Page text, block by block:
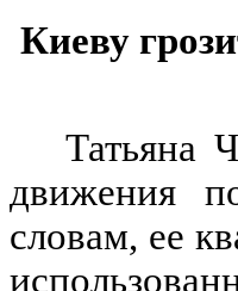
Киеву
Татьяна
движения
словам, ее